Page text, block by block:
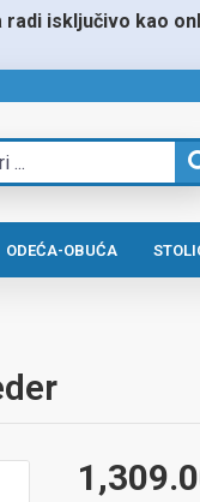
radi isključivo kao
ODEĆA-OBUĆA